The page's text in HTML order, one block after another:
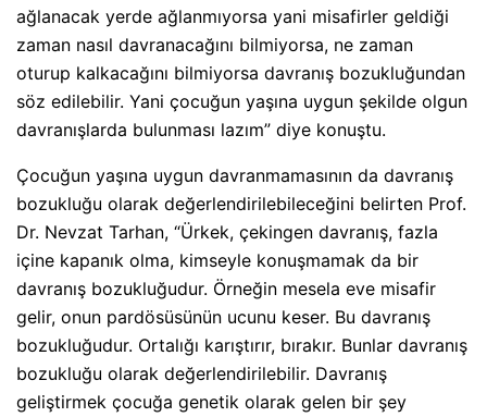
ağlanacak yerde ağlanmıyorsa yani misafirler geldiği
zaman nasıl davranacağını bilmiyorsa, ne zaman
oturup kalkacağını bilmiyorsa davranış bozukluğundan
söz edilebilir. Yani çocuğun yaşına uygun şekilde olgun
davranışlarda bulunması lazım” diye konuştu.
Çocuğun yaşına uygun davranmamasının da davranış
bozukluğu olarak değerlendirilebileceğini belirten Prof.
Dr. Nevzat Tarhan, “Ürkek, çekingen davranış, fazla
içine kapanık olma, kimseyle konuşmamak da bir
davranış bozukluğudur. Örneğin mesela eve misafir
gelir, onun pardösüsünün ucunu keser. Bu davranış
bozukluğudur. Ortalığı karıştırır, bırakır. Bunlar davranış
bozukluğu olarak değerlendirilebilir. Davranış
geliştirmek çocuğa genetik olarak gelen bir şey